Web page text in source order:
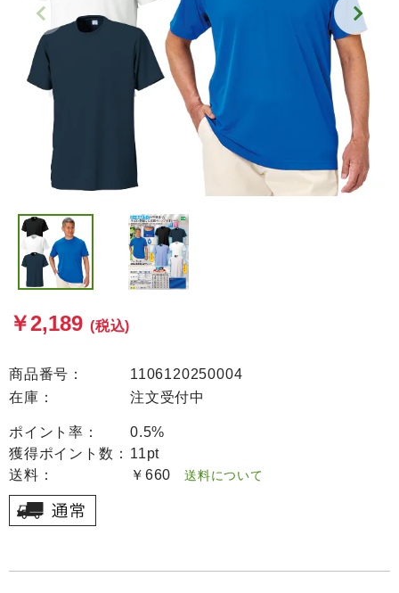
￥2,189 (税込)
商品番号：
1106120250004
在庫：
注文受付中
ポイント率：
0.5%
獲得ポイント数： 11pt
送料：
￥660 送料について